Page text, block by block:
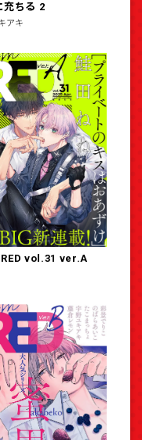
充ちる 2
アキ
vol.31 ver.A